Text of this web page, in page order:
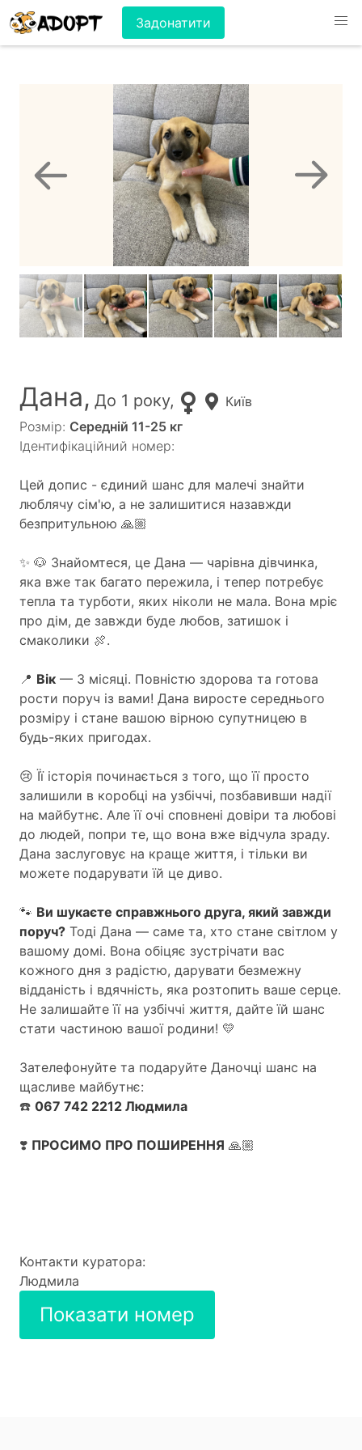
Задонатити
Дана, До 1 року,
Київ
Розмір: Середній 11-25 кг
Ідентифікаційний номер:
Цей допис - єдиний шанс для малечі знайти
люблячу сім'ю, а не залишитися назавжди
безпритульною 🙏🏼
✨ 🐶 Знайомтеся, це Дана — чарівна дівчинка,
яка вже так багато пережила, і тепер потребує
тепла та турботи, яких ніколи не мала. Вона мріє
про дім, де завжди буде любов, затишок і
смаколики 🍖.
📍 Вік — 3 місяці. Повністю здорова та готова
рости поруч із вами! Дана виросте середнього
розміру і стане вашою вірною супутницею в
будь-яких пригодах.
😢 Її історія починається з того, що її просто
залишили в коробці на узбіччі, позбавивши надії
на майбутнє. Але її очі сповнені довіри та любові
до людей, попри те, що вона вже відчула зраду.
Дана заслуговує на краще життя, і тільки ви
можете подарувати їй це диво.
🐾 Ви шукаєте справжнього друга, який завжди
поруч? Тоді Дана — саме та, хто стане світлом у
вашому домі. Вона обіцяє зустрічати вас
кожного дня з радістю, дарувати безмежну
відданість і вдячність, яка розтопить ваше серце.
Не залишайте її на узбіччі життя, дайте їй шанс
стати частиною вашої родини! 💛
Зателефонуйте та подаруйте Даночці шанс на
щасливе майбутнє:
☎️ 067 742 2212 Людмила
❣️ ПРОСИМО ПРО ПОШИРЕННЯ 🙏🏼
Контакти куратора:
Людмила
Показати номер